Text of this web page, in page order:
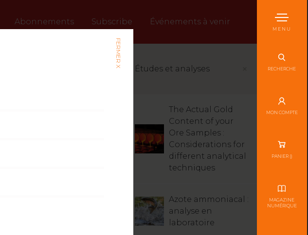
Abonnements Subscribe Événements à venir
MENU
RECHERCHE
MON COMPTE
PANIER ()
MAGAZINE
NUMÉRIQUE
Études et analyses
The Actual Gold
Content of your
Ore Samples :
Considerations for
different analytical
techniques
Azote ammoniacal :
analyse en
laboratoire
FERMER X